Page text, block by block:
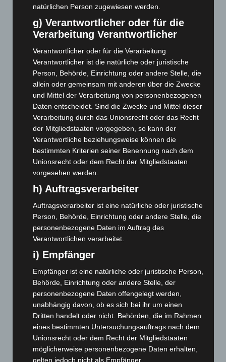
Februar 2026(109)
Januar 2026(122)
Dezember 2025(103)
November 2025(114)
Oktober 2025(112)
September 2025(93)
August 2025(90)
Juli 2025(90)
Juni 2025(103)
Mai 2025(112)
April 2025
März 2025(111)
Februar 2025(96)
Januar 2025(88)
Dezember 2024(89)
November 2024(94)
September 2024
(112)
August 2024 (107)
Juli 2024(89)
Juni 2024(107)
Mai 2024
(149)
April 2024(102)
März 2024(103)
natürlichen Person zugewiesen werden.
g) Verantwortlicher oder für die
Verarbeitung Verantwortlicher
Verantwortlicher oder für die Verarbeitung
Verantwortlicher ist die natürliche oder juristische
Person, Behörde, Einrichtung oder andere Stelle, die
allein oder gemeinsam mit anderen über die Zwecke
und Mittel der Verarbeitung von personenbezogenen
Daten entscheidet. Sind die Zwecke und Mittel dieser
Verarbeitung durch das Unionsrecht oder das Recht
der Mitgliedstaaten vorgegeben, so kann der
Verantwortliche beziehungsweise können die
bestimmten Kriterien seiner Benennung nach dem
Unionsrecht oder dem Recht der Mitgliedstaaten
vorgesehen werden.
h) Auftragsverarbeiter
Auftragsverarbeiter ist eine natürliche oder juristische
Person, Behörde, Einrichtung oder andere Stelle, die
personenbezogene Daten im Auftrag des
Verantwortlichen verarbeitet.
i) Empfänger
Empfänger ist eine natürliche oder juristische Person,
Behörde, Einrichtung oder andere Stelle, der
personenbezogene Daten offengelegt werden,
unabhängig davon, ob es sich bei ihr um einen
Dritten handelt oder nicht. Behörden, die im Rahmen
eines bestimmten Untersuchungsauftrags nach dem
Unionsrecht oder dem Recht der Mitgliedstaaten
möglicherweise personenbezogene Daten erhalten,
gelten jedoch nicht als Empfänger.